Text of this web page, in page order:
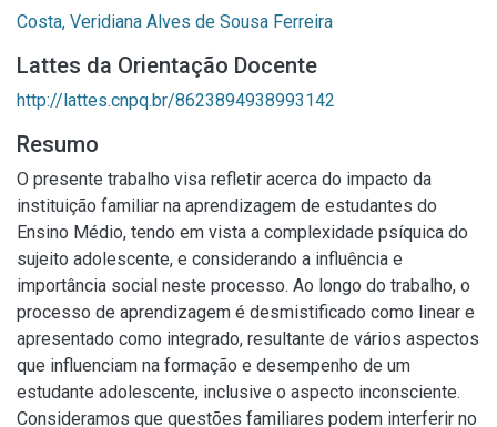
Costa, Veridiana Alves de Sousa Ferreira
Lattes da Orientação Docente
http://lattes.cnpq.br/8623894938993142
Resumo
O presente trabalho visa refletir acerca do impacto da
instituição familiar na aprendizagem de estudantes do
Ensino Médio, tendo em vista a complexidade psíquica do
sujeito adolescente, e considerando a influência e
importância social neste processo. Ao longo do trabalho, o
processo de aprendizagem é desmistificado como linear e
apresentado como integrado, resultante de vários aspectos
que influenciam na formação e desempenho de um
estudante adolescente, inclusive o aspecto inconsciente.
Consideramos que questões familiares podem interferir no